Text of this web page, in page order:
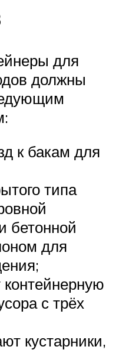
для
должны
к бакам для
типа
бетонной
для
контейнерную
с трёх
кустарники,